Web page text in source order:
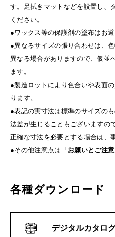
す。足拭きマットなどを設置し、
ください。
●ワックス等の保護剤の塗布はお避
●異なるサイズの張り合わせは、
異なる場合がありますので、仮並
ます。
●製造ロットにより色合いや表面
ります。
●表記の実寸法は標準のサイズの
法差が生じることもございますの
正確な寸法を必要とする場合は、
●その他注意点は「お願いとご注意
各種ダウンロード
デジタルカタロ